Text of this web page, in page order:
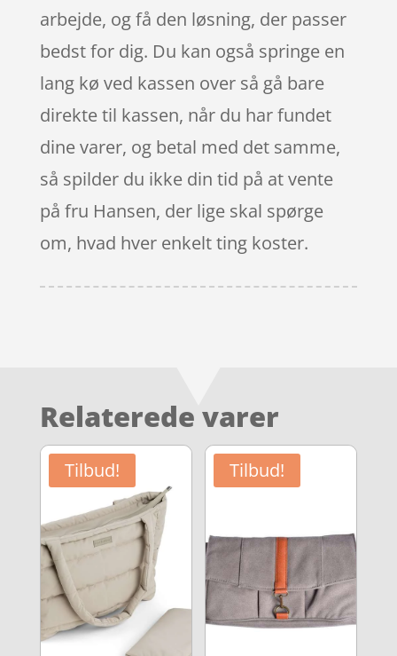
arbejde, og få den løsning, der passer
bedst for dig. Du kan også springe en
lang kø ved kassen over så gå bare
direkte til kassen, når du har fundet
dine varer, og betal med det samme,
så spilder du ikke din tid på at vente
på fru Hansen, der lige skal spørge
om, hvad hver enkelt ting koster.
Relaterede varer
Tilbud! Tilbud!